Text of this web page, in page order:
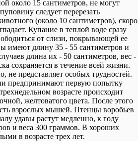
около 15 сантиметров, не могут
следует перерезать
(около 10 сантиметров), скоро
Купание в теплой воде сразу
от слизи, покрывающей ее
имеют длину 35 - 55 сантиметров и
длина их - 50 сантиметров, вес -
сохраняется в течение всей жизни.
не представляет особых трудностей.
предпринимают первую попытку
возрасте происходит
желтоватого цвета. После этого
взрослых мышей. Птенцы воробьев
удавы растут медленно, к году
и веса 300 граммов. В хороших
в возрасте трех лет.